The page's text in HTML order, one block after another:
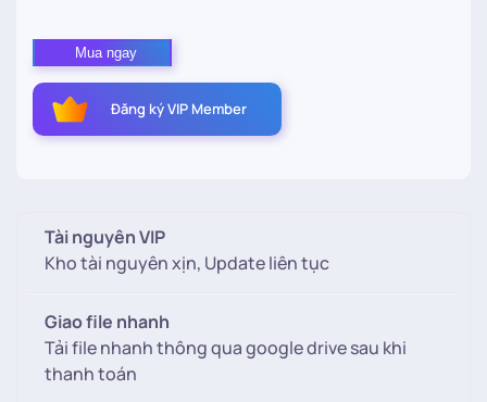
DHV80
–
Phông
nền
xuân
ghép
baby
studio
số
lượng
Mua ngay
Đăng ký VIP Member
Tài nguyên VIP
Kho tài nguyên xịn, Update liên tục
Giao file nhanh
Tải file nhanh thông qua google drive sau khi
thanh toán